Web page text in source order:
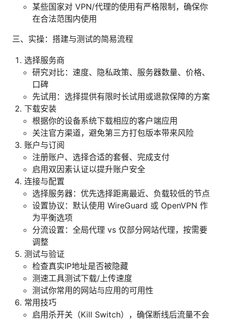
某些国家对 VPN/代理的使用有严格限制，确保你
在合法范围内使用
三、实操：搭建与测试的简易流程
选择服务商
研究对比：速度、隐私政策、服务器数量、价格、
口碑
先试用：选择提供有限时长试用或退款保障的方案
下载安装
根据你的设备系统下载相应的客户端应用
关注官方渠道，避免第三方打包版本带来风险
账户与订阅
注册账户、选择合适的套餐、完成支付
启用双因素认证以提升账户安全
连接与配置
选择服务器：优先选择距离最近、负载较低的节点
设置协议：默认使用 WireGuard 或 OpenVPN 作
为平衡选项
分流设置：全局代理 vs 仅部分网站代理，按需要
调整
测试与验证
检查真实IP地址是否被隐藏
测速工具测试下载/上传速度
测试你常用的网站与应用的可用性
常用技巧
启用杀开关（Kill Switch），确保断线后流量不会